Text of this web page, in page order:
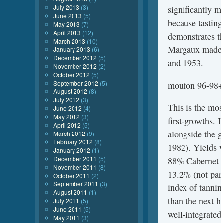
significantly
because
demonstrates
Margaux
and 1953.
mouton 96-
This is the
first-growths.
alongside the
1982). Yields
88%
13.2% (not
index of
than the next
well-
July 2013 (3)
June 2013 (5)
May 2013 (7)
April 2013 (12)
March 2013 (10)
January 2013 (6)
December 2012 (5)
November 2012 (2)
October 2012 (5)
September 2012 (5)
August 2012 (8)
July 2012 (3)
June 2012 (4)
May 2012 (3)
April 2012 (5)
March 2012 (9)
February 2012 (8)
January 2012 (1)
December 2011 (5)
November 2011 (8)
October 2011 (2)
September 2011 (3)
August 2011 (1)
July 2011 (5)
June 2011 (5)
May 2011 (3)